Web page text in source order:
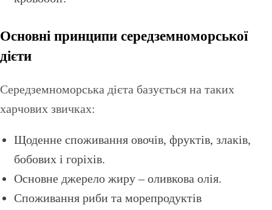
Основні принципи середземноморської
дієти
Середземноморська дієта базується на таких
харчових звичках:
Щоденне споживання овочів, фруктів, злаків,
бобових і горіхів.
Основне джерело жиру – оливкова олія.
Споживання риби та морепродуктів